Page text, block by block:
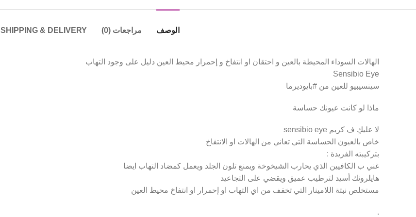
الوصف مراجعات (0) SHIPPING & DELIVERY
الهالات السوداء المحيطة بالعين و احتقان او انتفاخ و إحمرار محيط العين دليل على وجود التهاب
Sensibio Eye
سينسيبيو للعين من #بايوديرما
ماذا لو كانت عيونك حساسة
لا عليكِ ف كريم sensibio eye
خاص بالعيون الحساسة التي تعاني من الهالات او الانتفاخ
بتركيبته الفريدة :
غني ب الكافيين الذي يحارب الشيخوخة ويمنع تلون الجلد ويعمل كمضاد التهاب ايضا
هايلرونك أسيد لترطيب عميق ويقضي على التجاعيد
مستخلص نبتة اللامينار التي تخفف من اي التهاب او إحمرار او انتفاخ محيط العين
.